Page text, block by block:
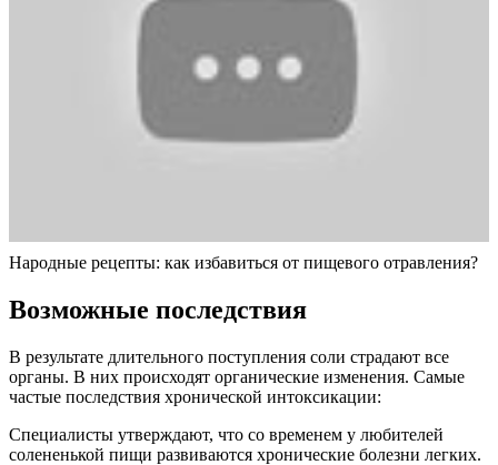
Народные рецепты: как избавиться от пищевого отравления?
Возможные последствия
В результате длительного поступления соли страдают все
органы. В них происходят органические изменения. Самые
частые последствия хронической интоксикации:
Специалисты утверждают, что со временем у любителей
солененькой пищи развиваются хронические болезни легких.